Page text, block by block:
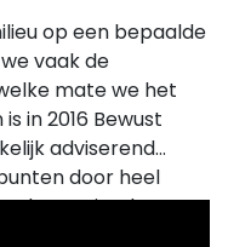
op een bepaalde
vaak de
mate we het
in 2016 Bewust
adviserend
door heel
de groeiende